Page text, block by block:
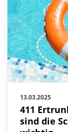
13.03.2025
411
sind die